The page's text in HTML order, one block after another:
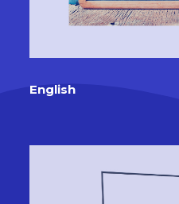
English